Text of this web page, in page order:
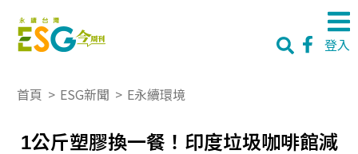
登入
首頁 > ESG新聞 > E永續環境
1公斤塑膠換一餐！印度垃圾咖啡館減